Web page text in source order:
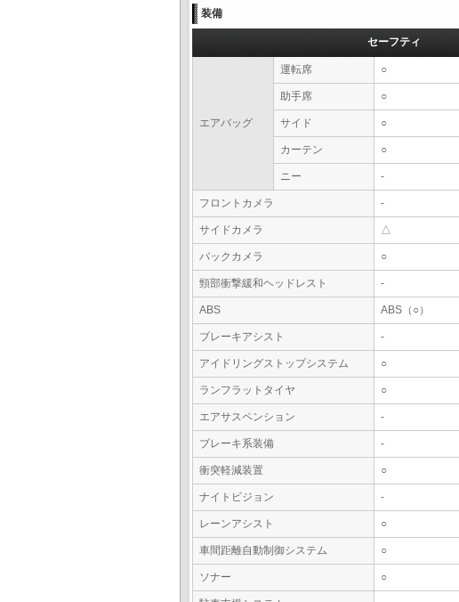
装備
セーフティ
エアバッグ
運転席 ○
助手席 ○
サイド ○
カーテン ○
ニー -
フロントカメラ -
サイドカメラ △
バックカメラ ○
頸部衝撃緩和ヘッドレスト -
ABS ABS（○）
ブレーキアシスト -
アイドリングストップシステム ○
ランフラットタイヤ ○
エアサスペンション -
ブレーキ系装備 -
衝突軽減装置 ○
ナイトビジョン -
レーンアシスト ○
車間距離自動制御システム ○
ソナー ○